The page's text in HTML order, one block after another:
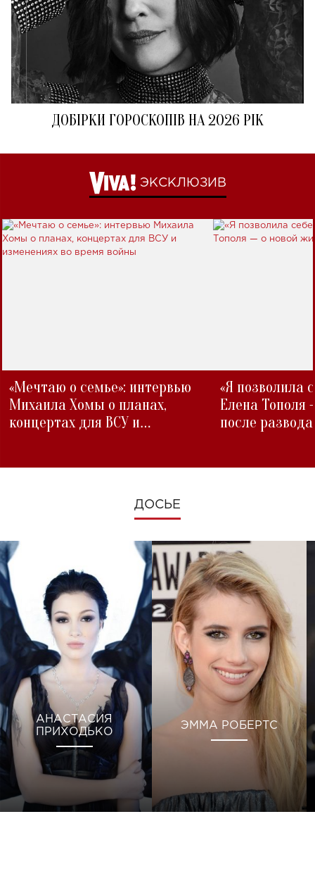
ДОБІРКИ ГОРОСКОПІВ НА 2026 РІК
ЭКСКЛЮЗИВ
«Мечтаю о семье»: интервью
Михаила Хомы о планах,
концертах для ВСУ и
«Я позволила
Елена Тополя
после развода
ДОСЬЕ
АНАСТАСИЯ
ПРИХОДЬКО
ЭММА РОБЕРТС